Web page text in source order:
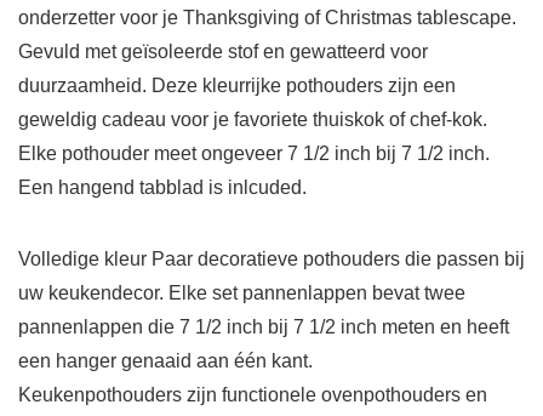
onderzetter voor je Thanksgiving of Christmas tablescape.
Gevuld met geïsoleerde stof en gewatteerd voor
duurzaamheid. Deze kleurrijke pothouders zijn een
geweldig cadeau voor je favoriete thuiskok of chef-kok.
Elke pothouder meet ongeveer 7 1/2 inch bij 7 1/2 inch.
Een hangend tabblad is inlcuded.
Volledige kleur Paar decoratieve pothouders die passen bij
uw keukendecor. Elke set pannenlappen bevat twee
pannenlappen die 7 1/2 inch bij 7 1/2 inch meten en heeft
een hanger genaaid aan één kant.
Keukenpothouders zijn functionele ovenpothouders en